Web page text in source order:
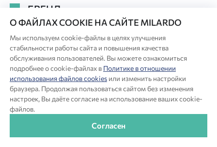
БРЕНД
Новости
Акции
Служба Сервиса
Полезное
Коллекции
Отзывы
Контакты
ИНФОРМАЦИЯ
О ФАЙЛАХ COOKIE НА САЙТЕ MILARDO
Мы используем cookie-файлы в целях улучшения
стабильности работы сайта и повышения качества
обслуживания пользователей. Вы можете ознакомиться
подробнее о cookie-файлах в Политике в отношении
использования файлов cookies или изменить настройки
браузера. Продолжая пользоваться сайтом без изменения
настроек, Вы даёте согласие на использование ваших cookie-
файлов.
Согласен